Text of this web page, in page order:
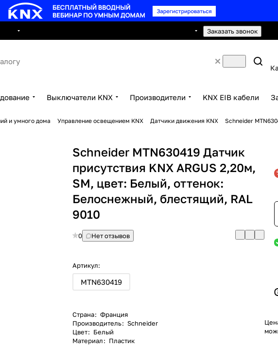
Заказать звонок
Выключатели KNX Производители KNX EIB кабели
и умного дома Управление освещением KNX Датчики движения KNX
Schneider
Schneider MTN630419 Датчик
присутствия KNX ARGUS 2,20м,
SM, цвет: Белый, оттенок:
Белоснежный, блестящий, RAL
9010
0 Нет отзывов
Артикул:
MTN630419
Страна: Франция
Производитель: Schneider
Цвет: Белый
Материал: Пластик